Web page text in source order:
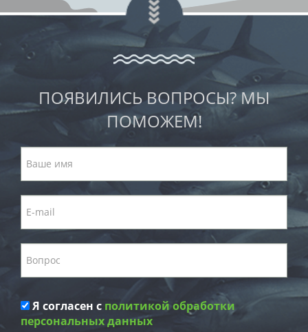
ПОЯВИЛИСЬ ВОПРОСЫ? МЫ
ПОМОЖЕМ!
Я согласен с политикой обработки
персональных данных